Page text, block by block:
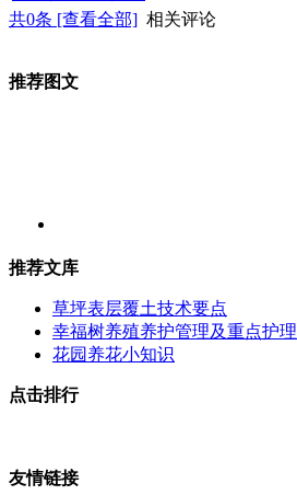
共0条 [查看全部] 相关评论
推荐图文
推荐文库
草坪表层覆土技术要点
幸福树养殖养护管理及重点护理
花园养花小知识
点击排行
友情链接